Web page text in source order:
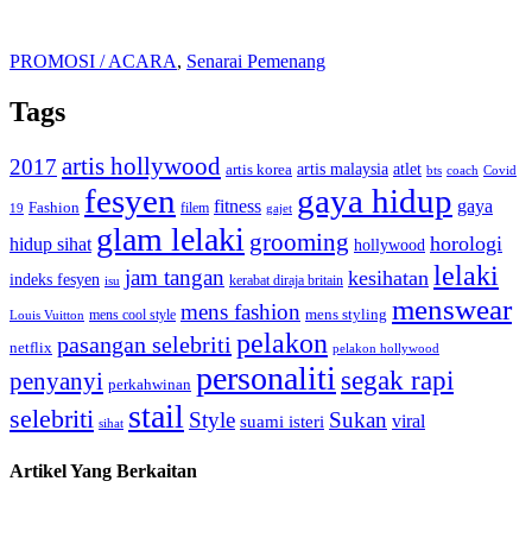
PROMOSI / ACARA, Senarai Pemenang
Tags
2017 artis hollywood artis korea artis malaysia atlet bts coach Covid
19 Fashion fesyen filem fitness gajet gaya hidup gaya
hidup sihat glam lelaki grooming hollywood horologi
indeks fesyen isu jam tangan kerabat diraja britain kesihatan lelaki
Louis Vuitton mens cool style mens fashion mens styling menswear
netflix pasangan selebriti pelakon pelakon hollywood
penyanyi perkahwinan personaliti segak rapi
selebriti sihat stail Style suami isteri Sukan viral
Artikel Yang Berkaitan